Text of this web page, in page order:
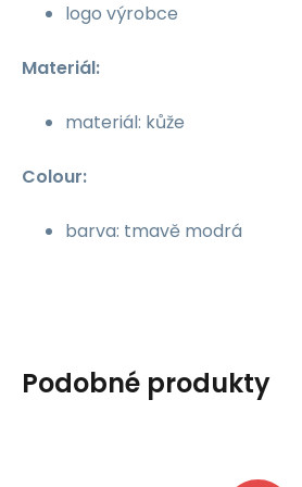
logo výrobce
Materiál:
materiál: kůže
Colour:
barva: tmavě modrá
Podobné produkty